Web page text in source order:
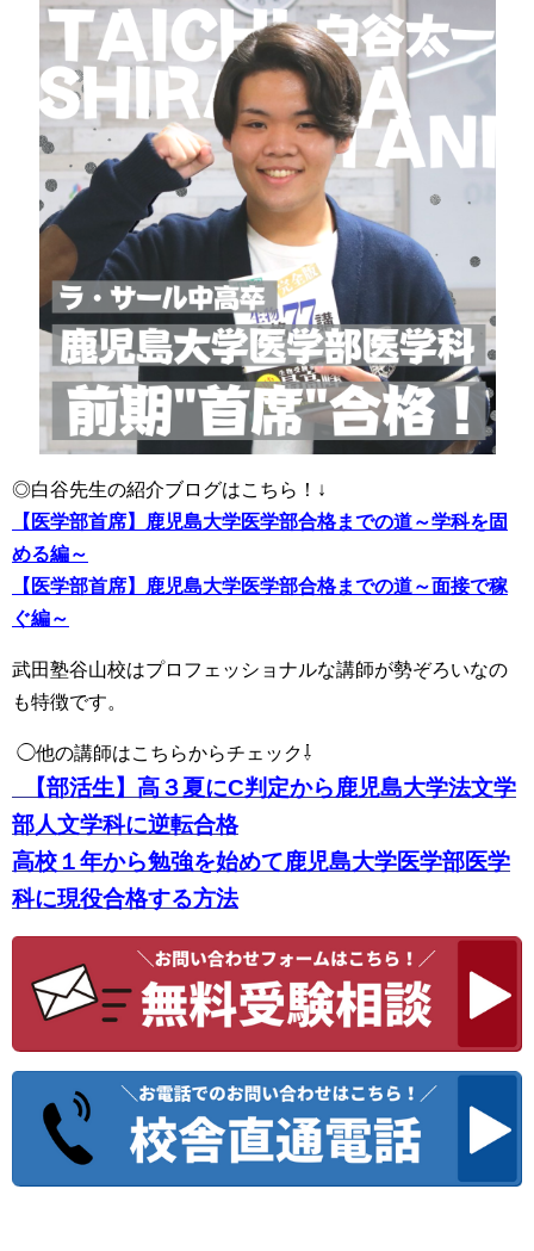
◎白谷先生の紹介ブログはこちら！↓
【医学部首席】鹿児島大学医学部合格までの道～学科を固
める編～
【医学部首席】鹿児島大学医学部合格までの道～面接で稼
ぐ編～
武田塾谷山校はプロフェッショナルな講師が勢ぞろいなの
も特徴です。
◯他の講師はこちらからチェック⇩
【部活生】高３夏にC判定から鹿児島大学法文学
部人文学科に逆転合格
高校１年から勉強を始めて鹿児島大学医学部医学
科に現役合格する方法